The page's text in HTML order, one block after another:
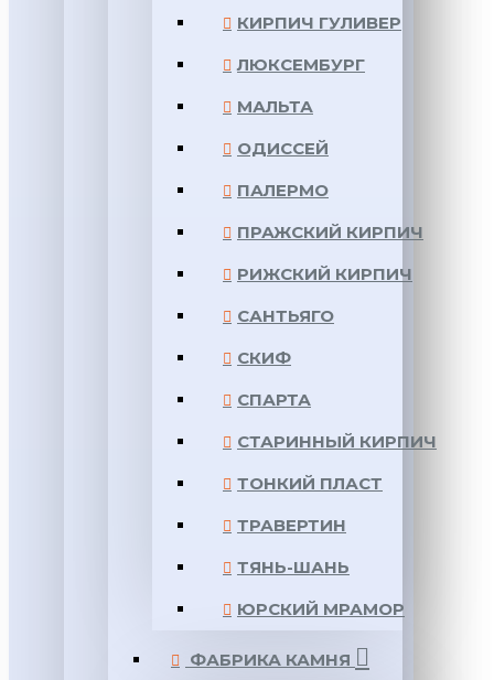
КИРПИЧ ГУЛИВЕР
ЛЮКСЕМБУРГ
МАЛЬТА
ОДИССЕЙ
ПАЛЕРМО
ПРАЖСКИЙ КИРПИЧ
РИЖСКИЙ КИРПИЧ
САНТЬЯГО
СКИФ
СПАРТА
СТАРИННЫЙ КИРПИЧ
ТОНКИЙ ПЛАСТ
ТРАВЕРТИН
ТЯНЬ-ШАНЬ
ЮРСКИЙ МРАМОР
ФАБРИКА КАМНЯ